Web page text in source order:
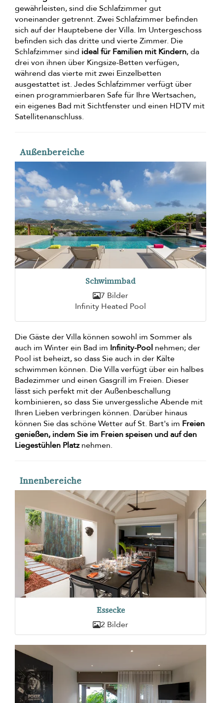
gewährleisten, sind die Schlafzimmer gut
voneinander getrennt. Zwei Schlafzimmer befinden
sich auf der Hauptebene der Villa. Im Untergeschoss
befinden sich das dritte und vierte Zimmer. Die
Schlafzimmer sind ideal für Familien mit Kindern, da
drei von ihnen über Kingsize-Betten verfügen,
während das vierte mit zwei Einzelbetten
ausgestattet ist. Jedes Schlafzimmer verfügt über
einen programmierbaren Safe für Ihre Wertsachen,
ein eigenes Bad mit Sichtfenster und einen HDTV mit
Satellitenanschluss.
Außenbereiche
Schwimmbad
7 Bilder
Infinity Heated Pool
Die Gäste der Villa können sowohl im Sommer als
auch im Winter ein Bad im Infinity-Pool nehmen; der
Pool ist beheizt, so dass Sie auch in der Kälte
schwimmen können. Die Villa verfügt über ein halbes
Badezimmer und einen Gasgrill im Freien. Dieser
lässt sich perfekt mit der Außenbeschallung
kombinieren, so dass Sie unvergessliche Abende mit
Ihren Lieben verbringen können. Darüber hinaus
können Sie das schöne Wetter auf St. Bart's im Freien
genießen, indem Sie im Freien speisen und auf den
Liegestühlen Platznehmen.
Innenbereiche
Essecke
2 Bilder